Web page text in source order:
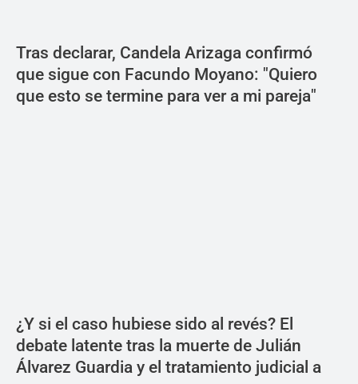
Tras declarar, Candela Arizaga confirmó
que sigue con Facundo Moyano: "Quiero
que esto se termine para ver a mi pareja"
¿Y si el caso hubiese sido al revés? El
debate latente tras la muerte de Julián
Álvarez Guardia y el tratamiento judicial a